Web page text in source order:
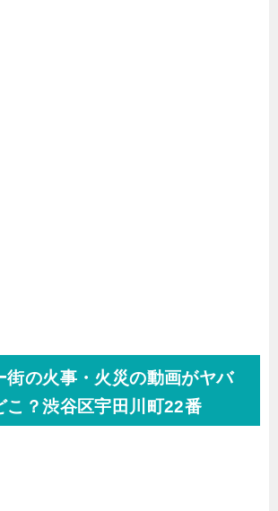
街の火事・火災の動画がヤバ
こ？渋谷区宇田川町22番